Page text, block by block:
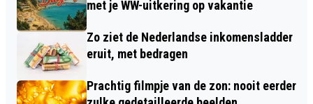
met je WW-uitkering op vakantie
Zo ziet de Nederlandse inkomensladder
eruit, met bedragen
Prachtig filmpje van de zon: nooit eerder